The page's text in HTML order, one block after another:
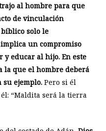
al hombre para que
de vinculación
solo le
un compromiso
educar al hijo. En este
la que el hombre deberá
su ejemplo.Pero si él
“Maldita será la tierra